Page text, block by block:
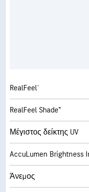
RealFeel®
RealFeel Shade™
Μέγιστος δείκτης UV
AccuLumen Brightness
Άνεμος